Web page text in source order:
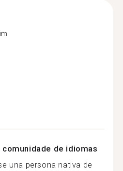
de idiomas
una persona nativa de